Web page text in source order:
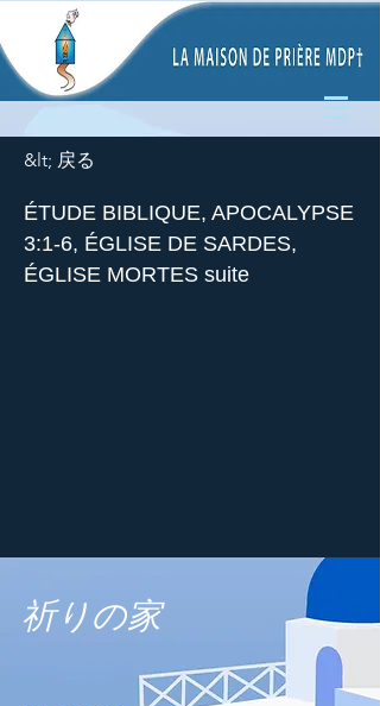
&lt; 戻る
ÉTUDE BIBLIQUE, APOCALYPSE
3:1-6, ÉGLISE DE SARDES,
ÉGLISE MORTES suite
祈りの家